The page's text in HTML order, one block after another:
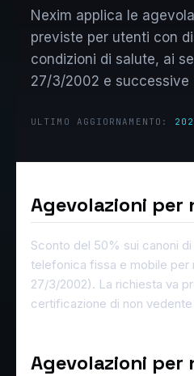
Nexim applica le
previste per utenti con
condizioni di salute, ai
27/3/2002 e successive
ULTIMO AGGIORNAMENTO:
Agevolazioni per
Sconto del 50% sui canoni
telefonica fissa e mobile per
27/3/2002). La richiesta va
certificazione di non
Agevolazioni per